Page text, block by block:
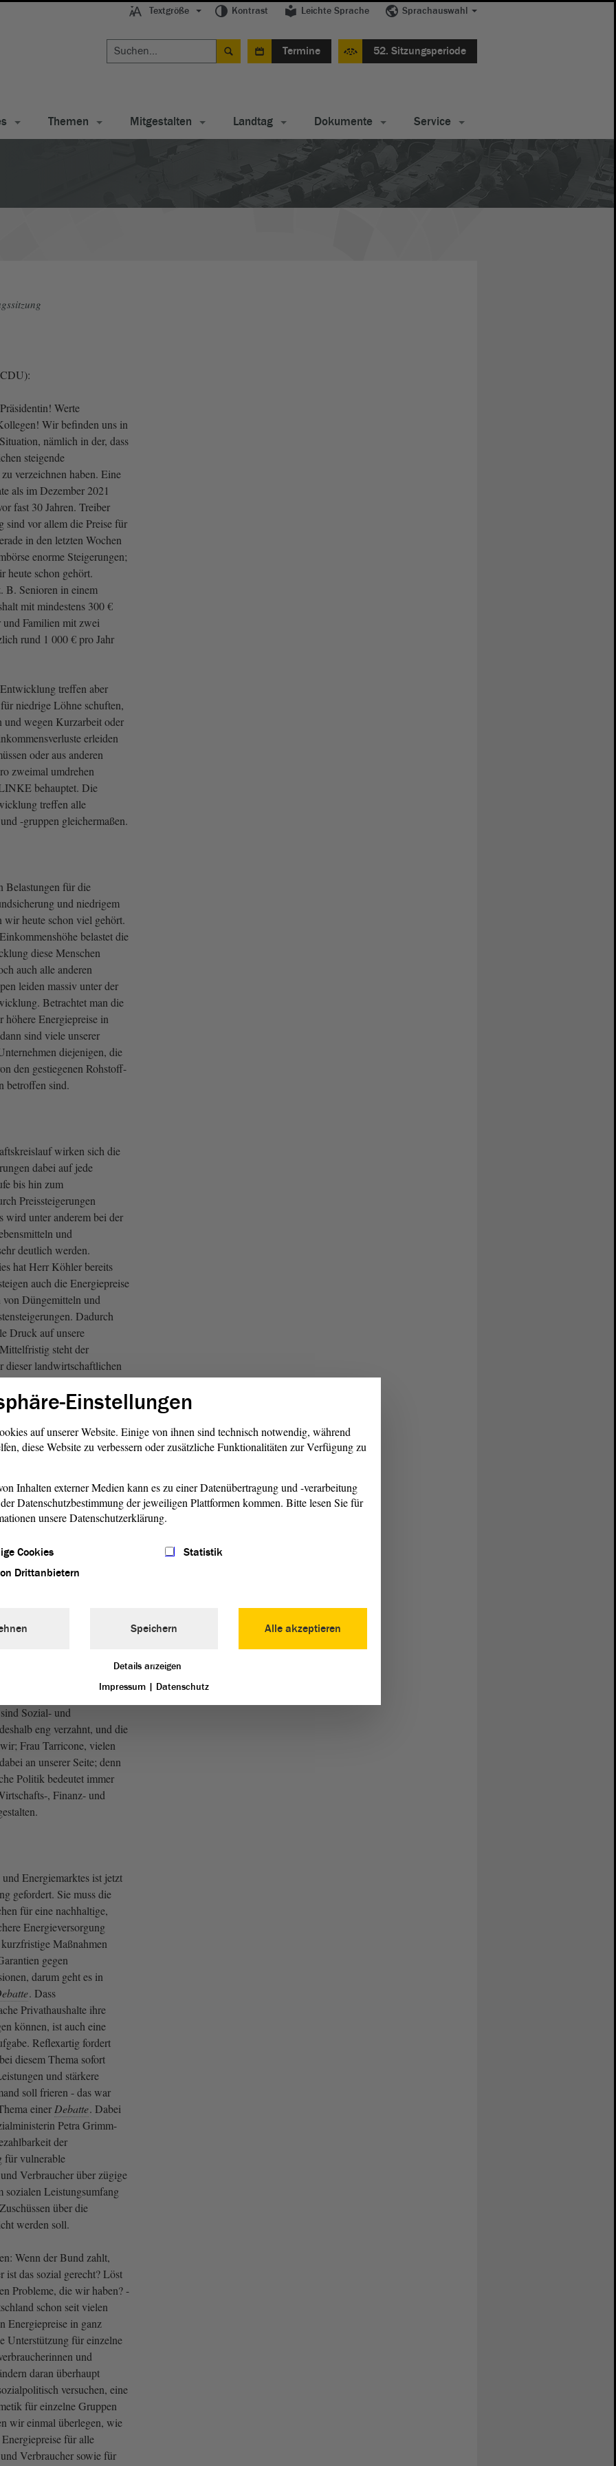
Textgröße Kontrast Leichte Sprache Sprachauswahl
Termine 52. Sitzungsperiode
Themen Mitgestalten Landtag Dokumente Service
Werte
Wir befinden uns in
nämlich in der, dass
steigende
verzeichnen haben. Eine
als im Dezember 2021
fast 30 Jahren. Treiber
sind vor allem die Preise für
in den letzten Wochen
enorme Steigerungen;
heute schon gehört.
B. Senioren in einem
mit mindestens 300 €
und Familien mit zwei
rund 1 000 € pro Jahr
treffen aber
niedrige Löhne schuften,
wegen Kurzarbeit oder
erleiden
oder aus anderen
zweimal umdrehen
behauptet. Die
treffen alle
-gruppen gleichermaßen.
Belastungen für die
und niedrigem
wir heute schon viel gehört.
belastet die
diese Menschen
auch alle anderen
leiden massiv unter der
Betrachtet man die
Energiepreise in
sind viele unserer
diejenigen, die
den gestiegenen Rohstoff-
betroffen sind.
wirken sich die
dabei auf jede
bis hin zum
Preissteigerungen
wird unter anderem bei der
und
deutlich werden.
hat Herr Köhler bereits
auch die Energiepreise
Düngemitteln und
Dadurch
Druck auf unsere
steht der
dieser landwirtschaftlichen
unter Gefahr. Ebenso
und höhere
konventionelle
Unternehmen
mehr wettbewerbsfähig
aufgeben, mögen das
gar nicht schlimm
gehört nicht dazu. Wir
und Wertschöpfung in
Grundversorgungsfunktion
sichern unsere
auch Hunderte von
auch das ist Sozialpolitik.
Sozial- und
eng verzahnt, und die
Frau Tarricone, vielen
an unserer Seite; denn
Politik bedeutet immer
, Finanz- und
Energiemarktes ist jetzt
gefordert. Sie muss die
für eine nachhaltige,
Energieversorgung
Maßnahmen
gegen
darum geht es in
. Dass
Privathaushalte ihre
können, ist auch eine
Reflexartig fordert
diesem Thema sofort
und stärkere
soll frieren - das war
einer Debatte. Dabei
Petra Grimm-
der
für vulnerable
Verbraucher über zügige
sozialen Leistungsumfang
über die
werden soll.
Wenn der Bund zahlt,
ist das sozial gerecht? Löst
Probleme, die wir haben? -
schon seit vielen
Energiepreise in ganz
Unterstützung für einzelne
und
daran überhaupt
versuchen, eine
für einzelne Gruppen
wir einmal überlegen, wie
für alle
Verbraucher sowie für
Einstellungen
auf unserer Website. Einige von ihnen sind technisch notwendig, während
diese Website zu verbessern oder zusätzliche Funktionalitäten zur Verfügung zu
Inhalten externer Medien kann es zu einer Datenübertragung und -verarbeitung
Datenschutzbestimmung der jeweiligen Plattformen kommen. Bitte lesen Sie für
unsere Datenschutzerklärung.
Cookies
Statistik
Drittanbietern
Alle akzeptieren
Speichern
Details anzeigen
Impressum | Datenschutz